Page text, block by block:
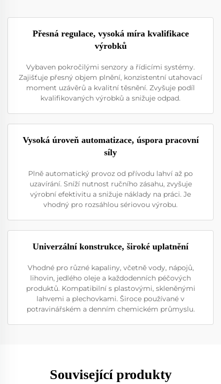
Přesná regulace, vysoká míra kvalifikace
výrobků
Vybaven pokročilými senzory a řídicími systémy.
Zajišťuje přesný objem plnění, konzistentní utahovací
moment uzávěrů a kvalitní těsnění. Zvyšuje podíl
kvalifikovaných výrobků a snižuje odpad.
Vysoká úroveň automatizace, úspora pracovní
síly
Plně automatický provoz od přívodu lahví až po
uzavírání. Sníží nutnost ručního zásahu, zvyšuje
výrobní efektivitu a snižuje náklady na práci. Je
vhodný pro rozsáhlou sériovou výrobu.
Univerzální konstrukce, široké uplatnění
Vhodné pro různé kapaliny, včetně vody, nápojů,
lihovin, jedlého oleje a každodenních péčových
produktů. Kompatibilní s plastovými, skleněnými
lahvemi a plechovkami. Široce používané v
potravinářském a denním chemickém průmyslu.
Související produkty